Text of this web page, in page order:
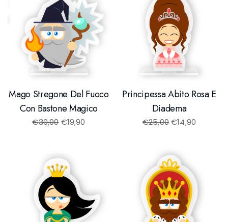
Mago Stregone Del Fuoco
Con Bastone Magico
€30,00 €19,90
Principessa Abito Rosa E
Diadema
€25,00€14,90